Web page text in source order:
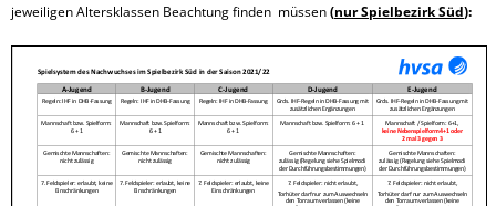
jeweiligen Altersklassen Beachtung finden müssen(nur Spielbezirk Süd):